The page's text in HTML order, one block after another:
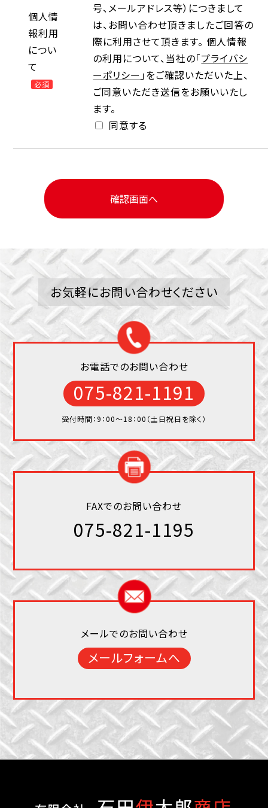
個人情
報利用
につい
て
必須
号、メールアドレス等）につきまして
は、お問い合わせ頂きましたご回答の
際に利用させて頂きます。 個人情報
の利用について、当社の「プライバシ
ーポリシー」をご確認いただいた上、
ご同意いただき送信をお願いいたし
ます。
同意する
お気軽にお問い合わせください
お電話でのお問い合わせ
075-821-1191
受付時間：9：00〜18：00（土日祝日を除く）
FAXでのお問い合わせ
075-821-1195
メールでのお問い合わせ
メールフォームへ